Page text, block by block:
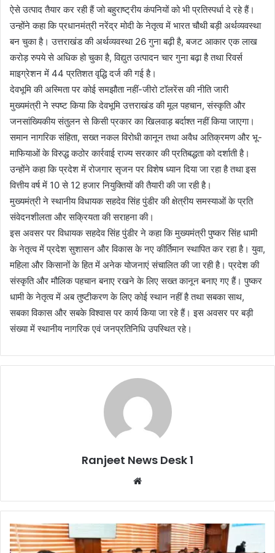
ऐसे उत्पाद तैयार कर रही हैं जो बहुराष्ट्रीय कंपनियों को भी प्रतिस्पर्धा दे रहे हैं।
उन्होंने कहा कि प्रधानमंत्री नरेंद्र मोदी के नेतृत्व में भारत चौथी बड़ी अर्थव्यवस्था
बन चुका है। उत्तराखंड की अर्थव्यवस्था 26 गुना बढ़ी है, बजट आकार एक लाख
करोड़ रुपये से अधिक हो चुका है, विद्युत उत्पादन चार गुना बढ़ा है तथा रिवर्स
माइग्रेशन में 44 प्रतिशत वृद्धि दर्ज की गई है।
देवभूमि की अस्मिता पर कोई समझौता नहीं-जीरो टॉलरेंस की नीति जारी
मुख्यमंत्री ने स्पष्ट किया कि देवभूमि उत्तराखंड की मूल पहचान, संस्कृति और
जनसांख्यिकीय संतुलन से किसी प्रकार का खिलवाड़ बर्दाश्त नहीं किया जाएगा।
समान नागरिक संहिता, सख्त नकल विरोधी कानून तथा अवैध अतिक्रमण और भू-
माफियाओं के विरुद्ध कठोर कार्रवाई राज्य सरकार की प्रतिबद्धता को दर्शाती है।
उन्होंने कहा कि प्रदेश में रोजगार सृजन पर विशेष ध्यान दिया जा रहा है तथा इस
वित्तीय वर्ष में 10 से 12 हजार नियुक्तियों की तैयारी की जा रही है।
मुख्यमंत्री ने स्थानीय विधायक सहदेव सिंह पुंडीर की क्षेत्रीय समस्याओं के प्रति
संवेदनशीलता और सक्रियता की सराहना की।
इस अवसर पर विधायक सहदेव सिंह पुंडीर ने कहा कि मुख्यमंत्री पुष्कर सिंह धामी
के नेतृत्व में प्रदेश सुशासन और विकास के नए कीर्तिमान स्थापित कर रहा है। युवा,
महिला और किसानों के हित में अनेक योजनाएं संचालित की जा रही है। प्रदेश की
संस्कृति और मौलिक पहचान बनाए रखने के लिए सख्त कानून बनाए गए हैं। पुष्कर
धामी के नेतृत्व में अब तुष्टीकरण के लिए कोई स्थान नहीं है तथा सबका साथ,
सबका विकास और सबके विश्वास पर कार्य किया जा रहे हैं। इस अवसर पर बड़ी
संख्या में स्थानीय नागरिक एवं जनप्रतिनिधि उपस्थित रहे।
Ranjeet News Desk 1
te